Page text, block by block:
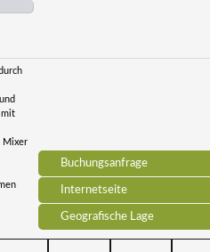
Buchungsanfrage
Internetseite
Geografische Lage
mit
Mixer